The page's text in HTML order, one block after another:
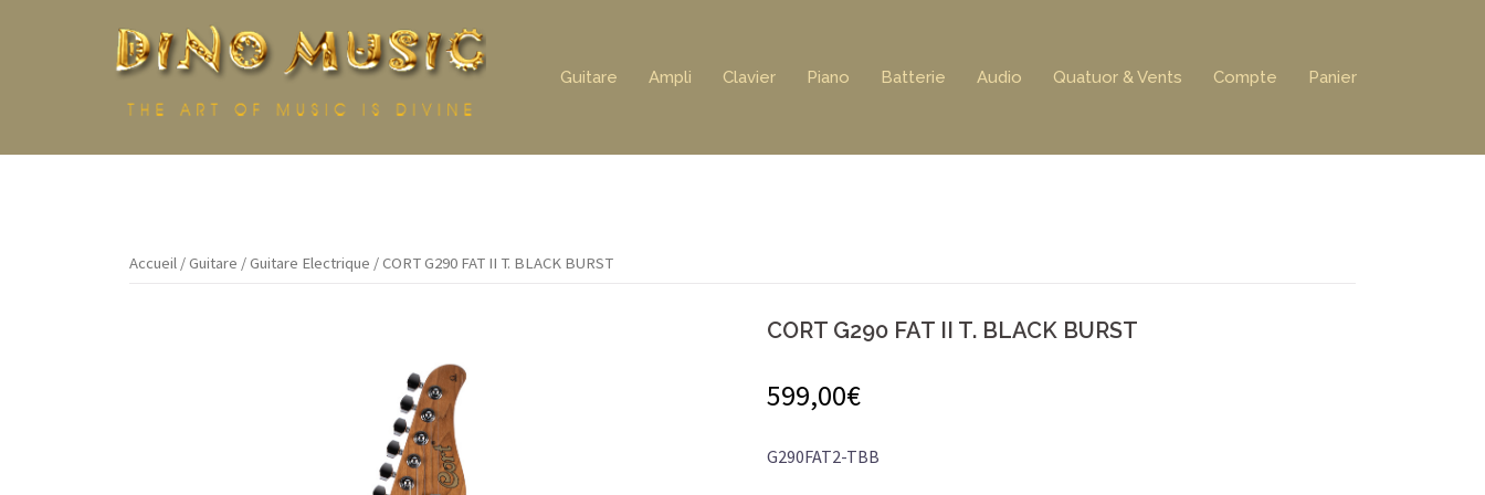
Guitare Ampli Clavier Piano Batterie Audio Quatuor & Vents Compte Panier
Accueil /Guitare /Guitare Electrique / CORT G290 FAT II T. BLACK BURST
CORT G290 FAT II T. BLACK BURST
599,00€
G290FAT2-TBB